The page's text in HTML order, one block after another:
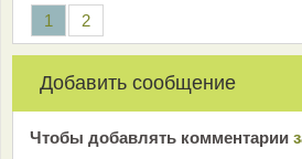
1 2
Добавить сообщение
Чтобы добавлять комментарии